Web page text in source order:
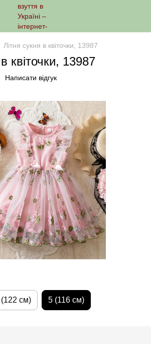
Літня сукня в квіточки, 13987
квіточки, 13987
Написати відгук
см) 5 (116 см)